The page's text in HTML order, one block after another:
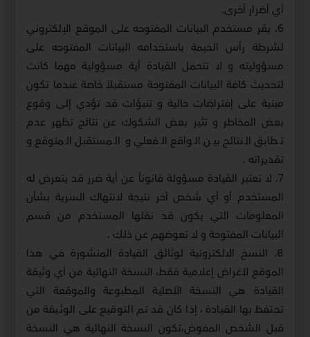
أي أضرار أخرى.
6. يقر مستخدم البيانات المفتوحه على الموقع الإلكتروني
لشرطة رأس الخيمة باستخدامه البيانات المفتوحه على
مسؤوليته و لا تتحمل القيادة أية مسؤولية مهما كانت
لتحديث كافة البيانات المفتوحة مستقبلاً خاصة عندما تكون
مبنية على إفتراضات حالية و تنبؤات قد تؤدي إلى وقوع
بعض المخاطر و تثير بعض الشكوك عن نتائج تظهر عدم
تطابق النتائج بين الواقع الفعلي و المستقبل المتوقع و
تقديراته .
7. لا تعتبر القيادة مسؤولة قانوناً عن أية ضرر قد يتعرض له
المستخدم أو أي شخص آخر نتيجة لانتهاك السرية بشأن
المعلومات التي يكون قد نقلها المستخدم من قسم
البيانات المفتوحة و لا تعوضهم عن ذلك .
8. النسخ الالكترونية لوثائق القيادة المنشورة في هذا
الموقع لأغراض إعلامية فقط، النسخة النهائية من أي وثيقة
القيادة هي النسخة الأصلية المطبوعة والموقعة التي
تحتفظ بها القيادة ، إذا كان قد تم التوقيع على الوثيقة من
قبل الشخص المفوض،تكون النسخة النهائية هي النسخة